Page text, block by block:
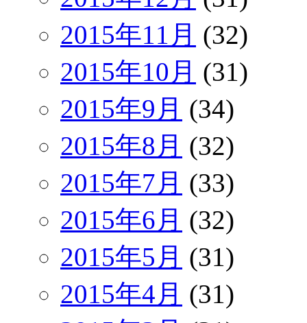
2015年11月 (32)
2015年10月 (31)
2015年9月 (34)
2015年8月 (32)
2015年7月 (33)
2015年6月 (32)
2015年5月 (31)
2015年4月 (31)